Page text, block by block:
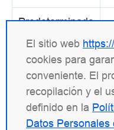
Predeterminado
Contexto
Establece una
fase preread. Se
módulos.
El sitio web
cookies para
conveniente. El
recopilación y el
definido en la
Datos Personales